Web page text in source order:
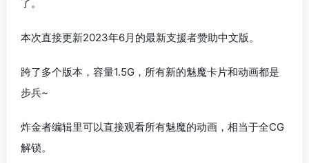
了。
本次直接更新2023年6月的最新支援者赞助中文版。
跨了多个版本，容量1.5G，所有新的魅魔卡片和动画都是
步兵~
炸金者编辑里可以直接观看所有魅魔的动画，相当于全CG
解锁。